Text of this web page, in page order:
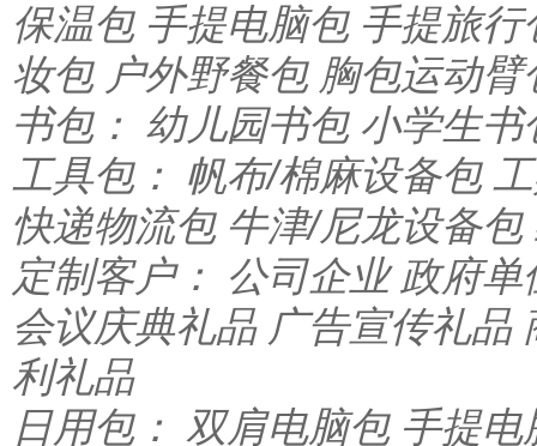
保温包 手提电脑包 手提旅行
妆包 户外野餐包 胸包运动臂
书包： 幼儿园书包 小学生书
工具包： 帆布/棉麻设备包
快递物流包 牛津/尼龙设备包
定制客户： 公司企业 政府单
会议庆典礼品 广告宣传礼品
利礼品
日用包： 双肩电脑包 手提电